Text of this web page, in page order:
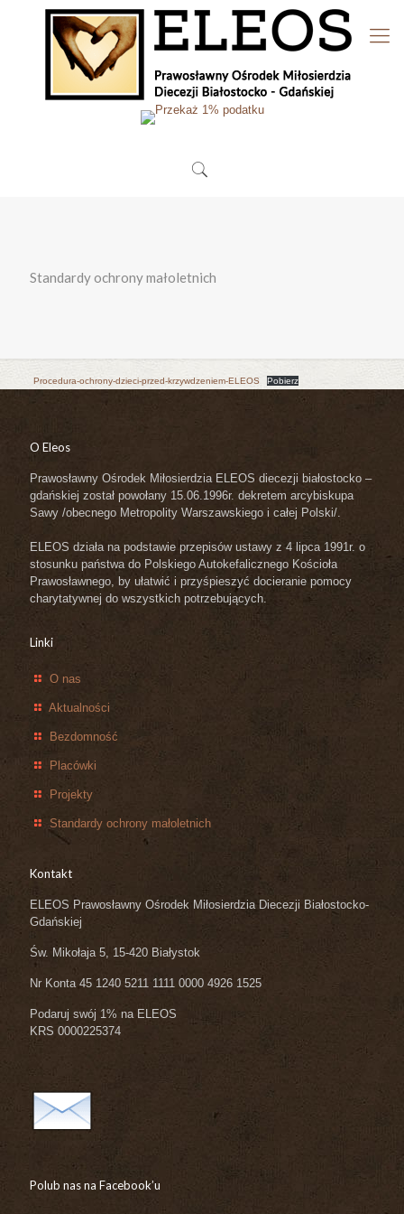
Standardy ochrony małoletnich
Procedura-ochrony-dzieci-przed-krzywdzeniem-ELEOS Pobierz
O Eleos
Prawosławny Ośrodek Miłosierdzia ELEOS diecezji białostocko –
gdańskiej został powołany 15.06.1996r. dekretem arcybiskupa
Sawy /obecnego Metropolity Warszawskiego i całej Polski/.
ELEOS działa na podstawie przepisów ustawy z 4 lipca 1991r. o
stosunku państwa do Polskiego Autokefalicznego Kościoła
Prawosławnego, by ułatwić i przyśpieszyć docieranie pomocy
charytatywnej do wszystkich potrzebujących.
Linki
O nas
Aktualności
Bezdomność
Placówki
Projekty
Standardy ochrony małoletnich
Kontakt
ELEOS Prawosławny Ośrodek Miłosierdzia Diecezji Białostocko-
Gdańskiej
Św. Mikołaja 5, 15-420 Białystok
Nr Konta 45 1240 5211 1111 0000 4926 1525
Podaruj swój 1% na ELEOS
KRS 0000225374
Polub nas na Facebook’u